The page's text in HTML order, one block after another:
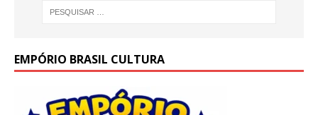
EMPÓRIO BRASIL CULTURA